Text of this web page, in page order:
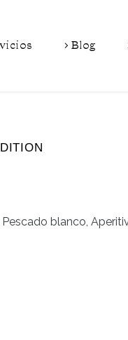
Blog
blanco,